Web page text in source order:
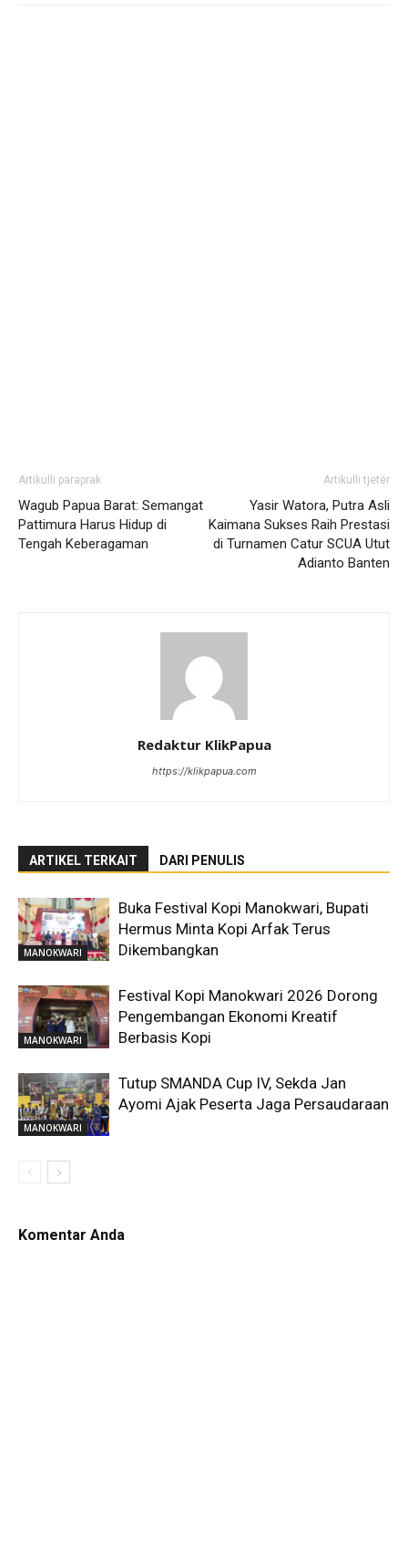
Artikulli paraprak
Wagub Papua Barat: Semangat
Pattimura Harus Hidup di
Tengah Keberagaman
Artikulli tjetër
Yasir Watora, Putra Asli
Kaimana Sukses Raih Prestasi
di Turnamen Catur SCUA Utut
Adianto Banten
Redaktur KlikPapua
https://klikpapua.com
ARTIKEL TERKAIT DARI PENULIS
MANOKWARI
Buka Festival Kopi Manokwari, Bupati
Hermus Minta Kopi Arfak Terus
Dikembangkan
MANOKWARI
Festival Kopi Manokwari 2026 Dorong
Pengembangan Ekonomi Kreatif
Berbasis Kopi
MANOKWARI
Tutup SMANDA Cup IV, Sekda Jan
Ayomi Ajak Peserta Jaga Persaudaraan
Komentar Anda